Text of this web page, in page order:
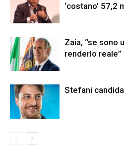
‘costano’ 57,2
Zaia, “se sono
renderlo reale”
Stefani